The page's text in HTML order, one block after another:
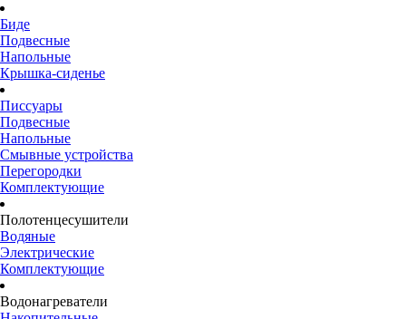
Биде
Подвесные
Напольные
Крышка-сиденье
Писсуары
Подвесные
Напольные
Смывные устройства
Перегородки
Комплектующие
Полотенцесушители
Водяные
Электрические
Комплектующие
Водонагреватели